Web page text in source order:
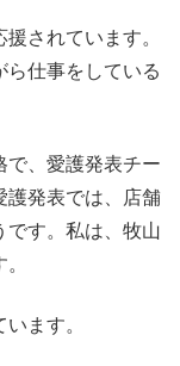
されています。
ら仕事をしている
で、愛護発表チー
護発表では、店舗
です。私は、牧山
ます。